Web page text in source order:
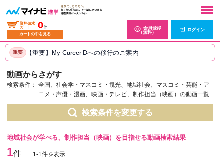
資料請求
カート
0件
カートの中を見る
会員登録
（無料）
ログイン
重要 【重要】My CareerIDへの移行のご案内
動画からさがす
検索条件：
全国、社会学・マスコミ・観光、地域社会、マスコミ・芸能・ア
ニメ・声優・漫画、映画・テレビ、制作担当（映画）の動画一覧
検索条件を変更する
地域社会が学べる、制作担当（映画）を目指せる動画検索結果
1件 1-1件を表示